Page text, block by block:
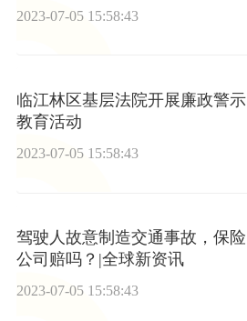
2023-07-05 15:58:43
临江林区基层法院开展廉政警示
教育活动
2023-07-05 15:58:43
驾驶人故意制造交通事故，保险
公司赔吗？|全球新资讯
2023-07-05 15:58:43